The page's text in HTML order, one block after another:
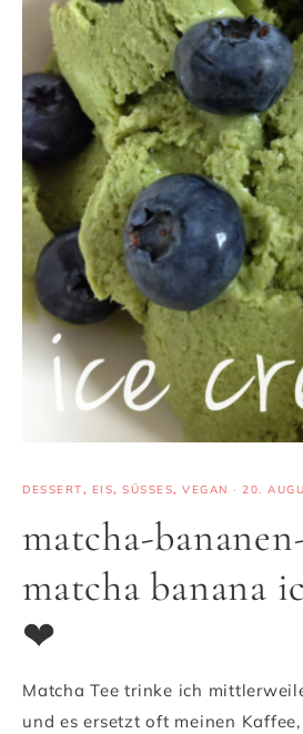
DESSERT, EIS, SÜSSES , VEGAN · 20.
matcha-
matcha banana
❤
Matcha Tee trinke ich
und es ersetzt oft meinen